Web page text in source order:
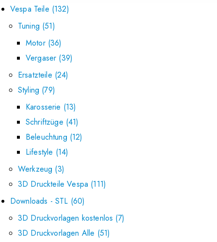
Vespa Teile 132
Tuning 51
Motor 36
Vergaser 39
Ersatzteile 24
Styling 79
Karosserie 13
Schriftzüge 41
Beleuchtung 12
Lifestyle 14
Werkzeug 3
3D Druckteile Vespa 111
Downloads - STL 60
3D Druckvorlagen kostenlos 7
3D Druckvorlagen Alle 51